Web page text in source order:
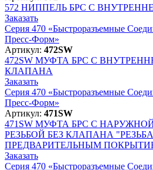
572 НИППЕЛЬ БРС С
Заказать
Серия 470 «Быстроразъемные
Пресс-Форм»
Артикул: 472SW
472SW МУФТА БРС С
КЛАПАНА
Заказать
Серия 470 «Быстроразъемные
Пресс-Форм»
Артикул: 471SW
471SW МУФТА БРС С
РЕЗЬБОЙ БЕЗ КЛАПАНА
ПРЕДВАРИТЕЛЬНЫМ
Заказать
Серия 470 «Быстроразъемные